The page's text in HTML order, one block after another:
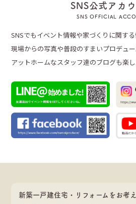
SNS公式アカ
SNS OFFICIAL
SNSでもイベント情報や家づくりに関す
現場からの写真や普段のすまいプロデュー
アットホームなスタッフ達のブログも楽
新築一戸建住宅・リフォームをお考